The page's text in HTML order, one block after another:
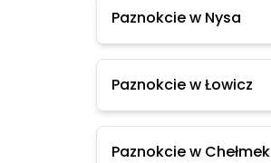
Paznokcie w Nysa
Paznokcie w Łowicz
Paznokcie w Chełmek